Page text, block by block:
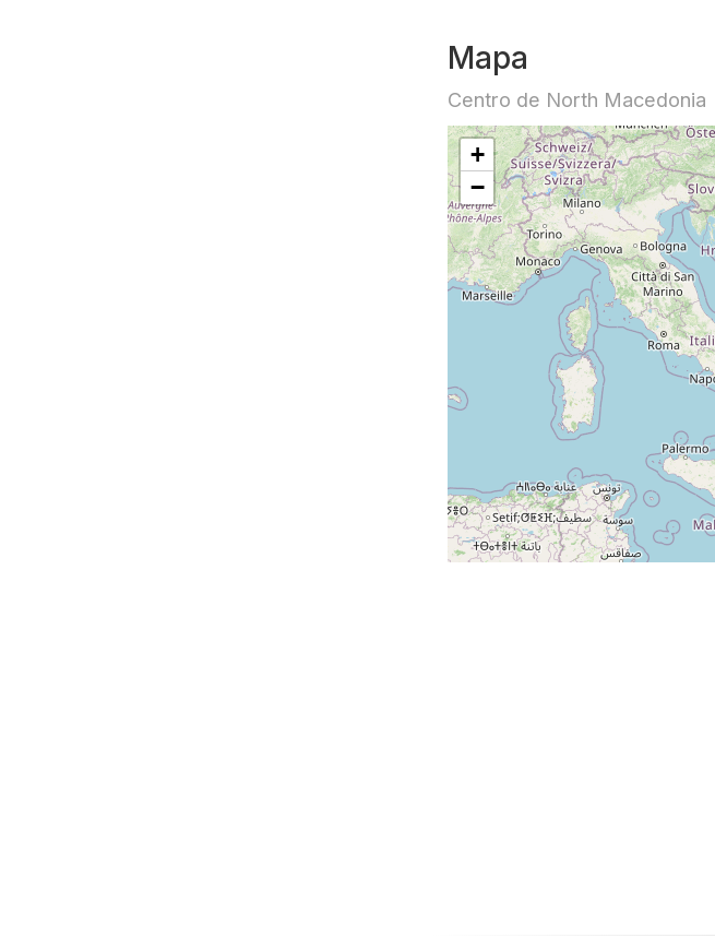
Mapa
Centro de North Macedonia
+
−